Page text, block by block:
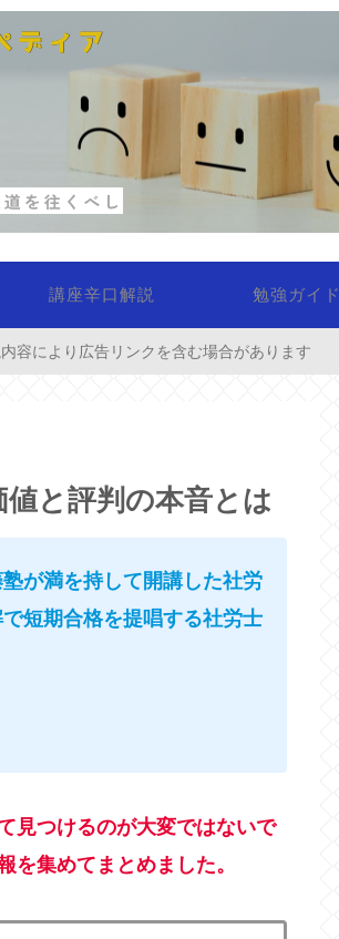
講座辛口解説 勉強ガイド
容により広告リンクを含む場合があります
値と評判の本音とは
が満を持して開講した社労
短期合格を提唱する社労士
見つけるのが大変ではないで
を集めてまとめました。